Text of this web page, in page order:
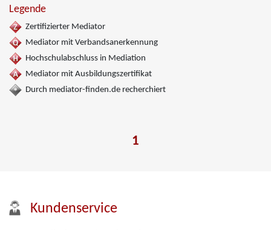
Legende
Zertifizierter Mediator
Mediator mit Verbandsanerkennung
Hochschulabschluss in Mediation
Mediator mit Ausbildungszertifikat
Durch mediator-finden.de recherchiert
1
Kundenservice